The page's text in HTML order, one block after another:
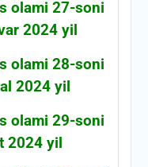
olami 27-soni
2024 yil
olami 28-soni
2024 yil
olami 29-soni
2024 yil